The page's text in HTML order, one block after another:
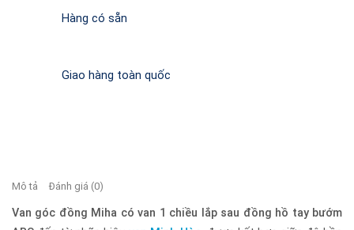
Hàng có sẵn
Giao hàng toàn quốc
Mô tả Đánh giá (0)
Van góc đồng Miha có van 1 chiều lắp sau đồng hồ tay bướm